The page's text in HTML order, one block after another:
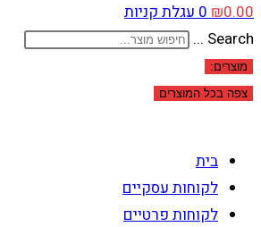
₪0.00
0עגלת קניות
Search ...
מוצרים:
צפה בכל המוצרים
בית
לקוחות עסקיים
לקוחות פרטיים